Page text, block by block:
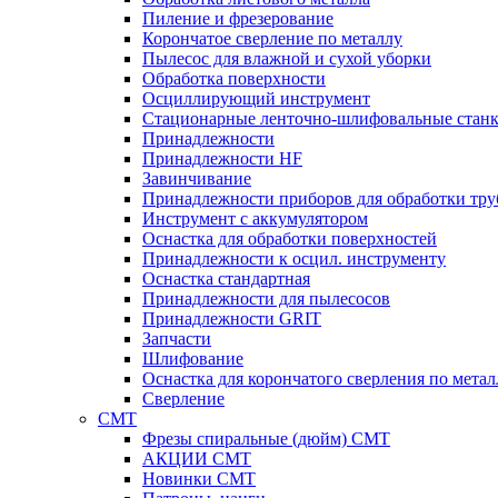
Пиление и фрезерование
Корончатое сверление по металлу
Пылесос для влажной и сухой уборки
Обработка поверхности
Осциллирующий инструмент
Стационарные ленточно-шлифовальные
Принадлежности
Принадлежности HF
Завинчивание
Принадлежности приборов для обработки
Инструмент с аккумулятором
Оснастка для обработки поверхностей
Принадлежности к осцил. инструменту
Оснастка стандартная
Принадлежности для пылесосов
Принадлежности GRIT
Запчасти
Шлифование
Оснастка для корончатого сверления по
Сверление
CMT
Фрезы спиральные (дюйм) СМТ
АКЦИИ СМТ
Новинки CMT